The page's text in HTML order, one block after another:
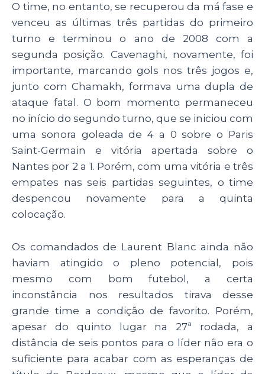
O time, no entanto, se recuperou da má fase e
venceu as últimas três partidas do primeiro
turno e terminou o ano de 2008 com a
segunda posição. Cavenaghi, novamente, foi
importante, marcando gols nos três jogos e,
junto com Chamakh, formava uma dupla de
ataque fatal. O bom momento permaneceu
no início do segundo turno, que se iniciou com
uma sonora goleada de 4 a 0 sobre o Paris
Saint-Germain e vitória apertada sobre o
Nantes por 2 a 1. Porém, com uma vitória e três
empates nas seis partidas seguintes, o time
despencou novamente para a quinta
colocação.
Os comandados de Laurent Blanc ainda não
haviam atingido o pleno potencial, pois
mesmo com bom futebol, a certa
inconstância nos resultados tirava desse
grande time a condição de favorito. Porém,
apesar do quinto lugar na 27ª rodada, a
distância de seis pontos para o líder não era o
suficiente para acabar com as esperanças de